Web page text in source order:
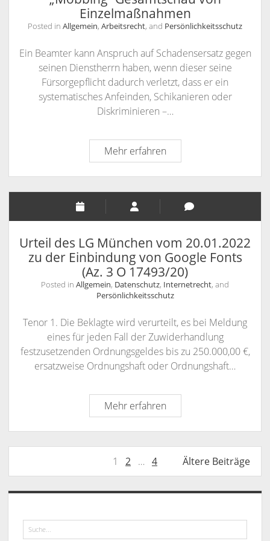
97/22)
Urteil
vom
Mai
2023
–
VI
ZR
Einzelmaßnahmen
Posted in Allgemein, Arbeitsrecht, and Persönlichkeitsschutz
Ein Beamter kann Anspruch auf Schadensersatz gegen
seinen Dienstherrn haben, wenn dieser seine
Fürsorgepflicht dadurch verletzt, dass er ein
systematisches Anfeinden, Schikanieren oder
Diskriminieren –…
Mehr erfahren
–
Pressemitteilung
Nr.
24/2023
vom
28.03.2023
–
erfordert
bei
gemachtem
„Mobbing“
Gesamtschau
von
Urteil des LG München vom 20.01.2022
zu der Einbindung von Google Fonts
(Az. 3 O 17493/20)
Posted in Allgemein, Datenschutz, Internetrecht, and
Persönlichkeitsschutz
Tenor 1. Die Beklagte wird verurteilt, es bei Meldung
eines für jeden Fall der Zuwiderhandlung
festzusetzenden Ordnungsgeldes bis zu 250.000,00 €,
ersatzweise Ordnungshaft oder Ordnungshaft…
Mehr erfahrenUrteil
des
LG
München
vom
20.01.2022
zu
Einbindung
von
Seitennummerierung
der
Beiträge
1 2 … 4 Ältere Beiträge
Sidebar